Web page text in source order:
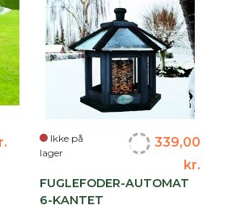
Ikke på
lager
339,00
kr.
FUGLEFODER-AUTOMAT
6-KANTET